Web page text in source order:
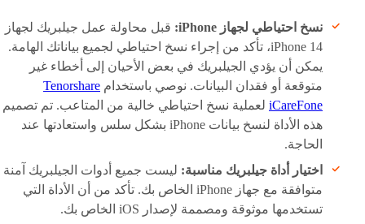
نسخ احتياطي لجهاز iPhone:
قبل محاولة عمل جيلبريك لجهاز
iPhone 14، تأكد من إجراء نسخ احتياطي لجميع بياناتك الهامة.
يمكن أن يؤدي الجيلبريك في بعض الأحيان إلى أخطاء غير
متوقعة أو فقدان البيانات. نوصي باستخدام Tenorshare
iCareFone لعملية نسخ احتياطي خالية من المتاعب. تم تصميم
هذه الأداة لنسخ بيانات iPhone بشكل سلس واستعادتها عند
الحاجة.
اختيار أداة جيلبريك مناسبة: ليست جميع أدوات الجيلبريك آمنة
متوافقة مع جهاز iPhone الخاص بك. تأكد من أن الأداة التي
تستخدمها موثوقة ومصممة لإصدار iOS الخاص بك.